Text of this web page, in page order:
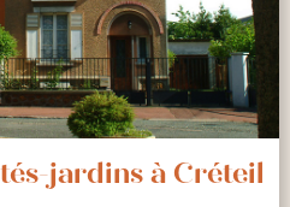
jardins à Créteil